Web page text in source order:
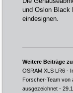
und Oslon Black
eindesignen.
Weitere Beiträge
OSRAM XLS LR6 -
Forscher-Team von
ausgezeichnet -